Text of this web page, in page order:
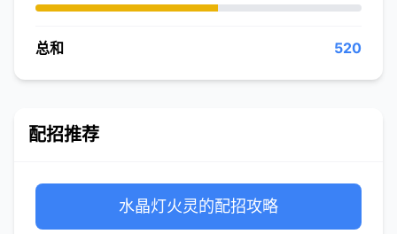
总和 520
配招推荐
水晶灯火灵的配招攻略